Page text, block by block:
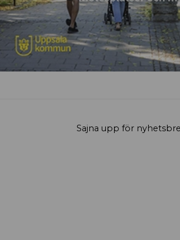
Sajna upp för